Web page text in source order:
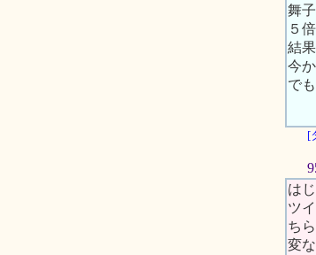
舞
５
結
今
で
[
は
ツ
ち
変